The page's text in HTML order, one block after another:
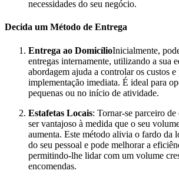
necessidades do seu negócio.
Decida um Método de Entrega
Entrega ao DomicílioInicialmente,
entregas internamente, utilizando a sua
abordagem ajuda a controlar os custos e
implementação imediata. É ideal para
pequenas ou no início de atividade.
Estafetas Locais: Tornar-se parceiro de
ser vantajoso à medida que o seu
aumenta. Este método alivia o fardo da
do seu pessoal e pode melhorar a
permitindo-lhe lidar com um volume
encomendas.